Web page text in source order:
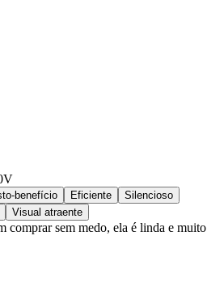
benefício Eficiente
Silencioso
Visual atraente
comprar sem medo, ela é linda e muito